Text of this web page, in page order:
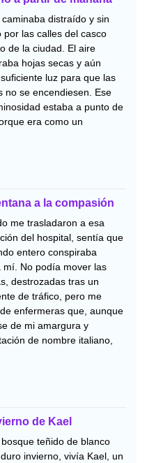
distraído y sin
por las calles del casco
de la ciudad. El aire
hojas secas y aún
luz para que las
no se encendiesen. Ese
estaba a punto de
era como un
a la compasión
me trasladaron a esa
del hospital, sentía que
entero conspiraba
mí. No podía mover las
destrozadas tras un
de tráfico, pero me
enfermeras que, aunque
de mi amargura y
de nombre italiano,
de Kael
teñido de blanco
invierno, vivía Kael, un